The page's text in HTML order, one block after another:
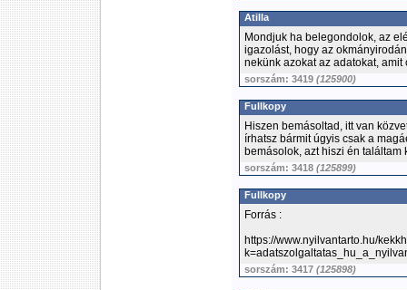
Atilla
Mondjuk ha belegondolok, az
igazolást, hogy az
nekünk azokat az adatokat, amit
sorszám: 3419 (125900)
Fullkopy
Hiszen bemásoltad, itt van
írhatsz bármit úgyis csak a
bemásolok, azt hiszi én találtam
sorszám: 3418 (125899)
Fullkopy
Forrás :
https://www.nyilvantarto.hu/
sorszám: 3417 (125898)